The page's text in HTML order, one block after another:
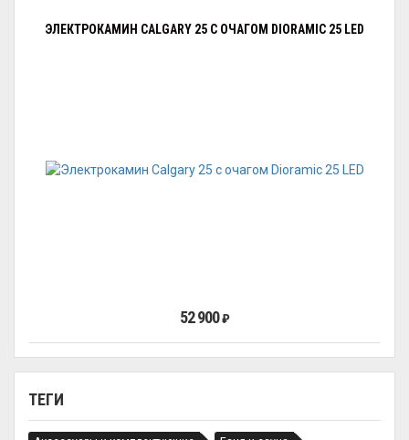
ТЕГИ
ЭЛЕКТРОКАМИН CALGARY 25 С ОЧАГОМ DIORAMIC 25 LED
52 900₽